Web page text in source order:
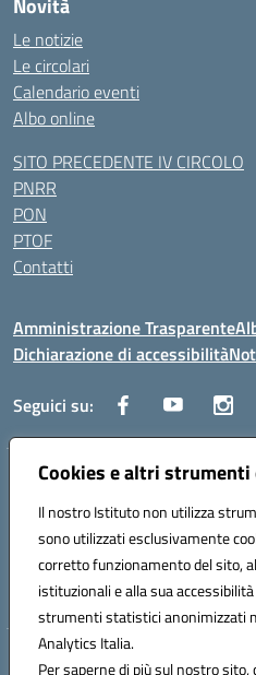
Cookies e altri
Il nostro Istituto non utilizza
sono utilizzati esclusivamente
corretto funzionamento del sito,
istituzionali e alla sua
strumenti statistici anonimizzati
Analytics Italia.
Per saperne di più sul nostro sito,
Novità
Le notizie
Le circolari
Calendario eventi
Albo online
SITO PRECEDENTE IV CIRCOLO
PNRR
PON
PTOF
Contatti
Amministrazione Trasparente
Dichiarazione di accessibilità
Seguici su:
Traversa Fondo d'Orto n.19B - Cap
(NA) - Tel. 0818701043 - Mail:
Codice meccanografico:
C.F. 82009060631 - Codice univoco
UFUAUC
Hosting & Powered